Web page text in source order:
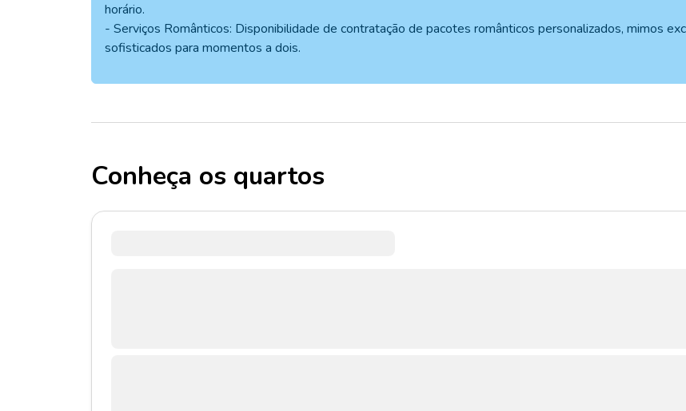
horário.
- Serviços Românticos: Disponibilidade de contratação de pacotes românticos personalizados, mimos
sofisticados para momentos a dois.
Conheça os quartos